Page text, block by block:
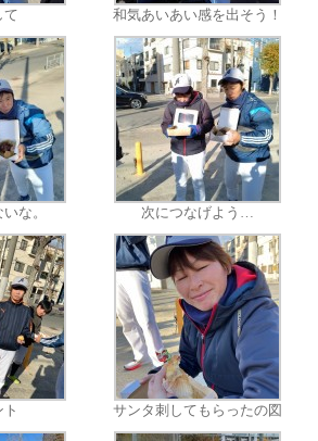
て 和気あいあい感を出そう！
な。 次につなげよう…
サンタ刺してもらったの図